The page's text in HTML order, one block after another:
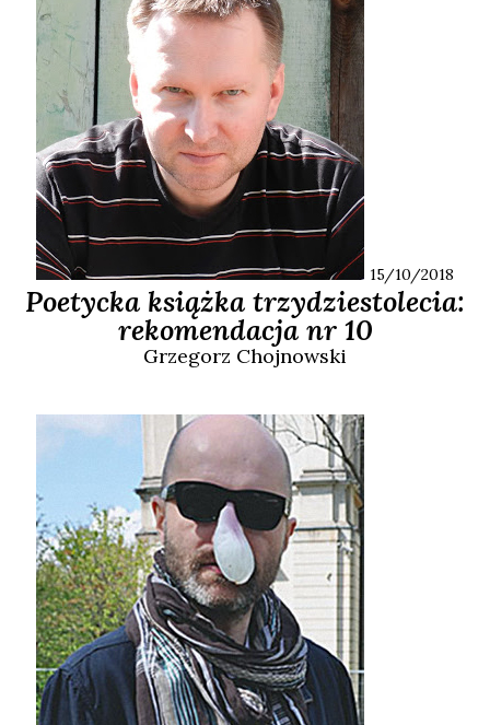
15/10/2018
Poetycka książka trzydziestolecia:
rekomendacja nr 10
Grzegorz Chojnowski